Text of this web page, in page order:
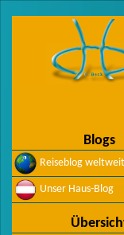
Blogs
Reiseblog weltweit
Unser Haus-Blog